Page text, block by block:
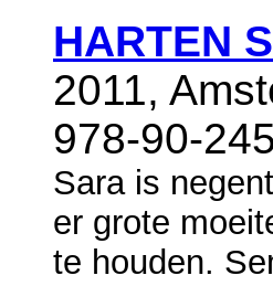
HARTEN
2011,
978-90-
Sara is
er grote
te houden.